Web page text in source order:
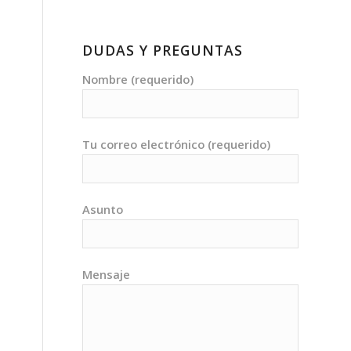
DUDAS Y PREGUNTAS
Nombre (requerido)
Tu correo electrónico (requerido)
Asunto
Mensaje